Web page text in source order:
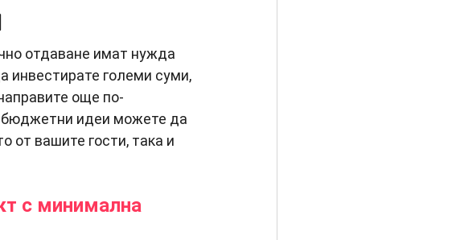
отдаване имат нужда
инвестирате големи суми,
още по-
бюджетни идеи можете да
от вашите гости, така и
с минимална